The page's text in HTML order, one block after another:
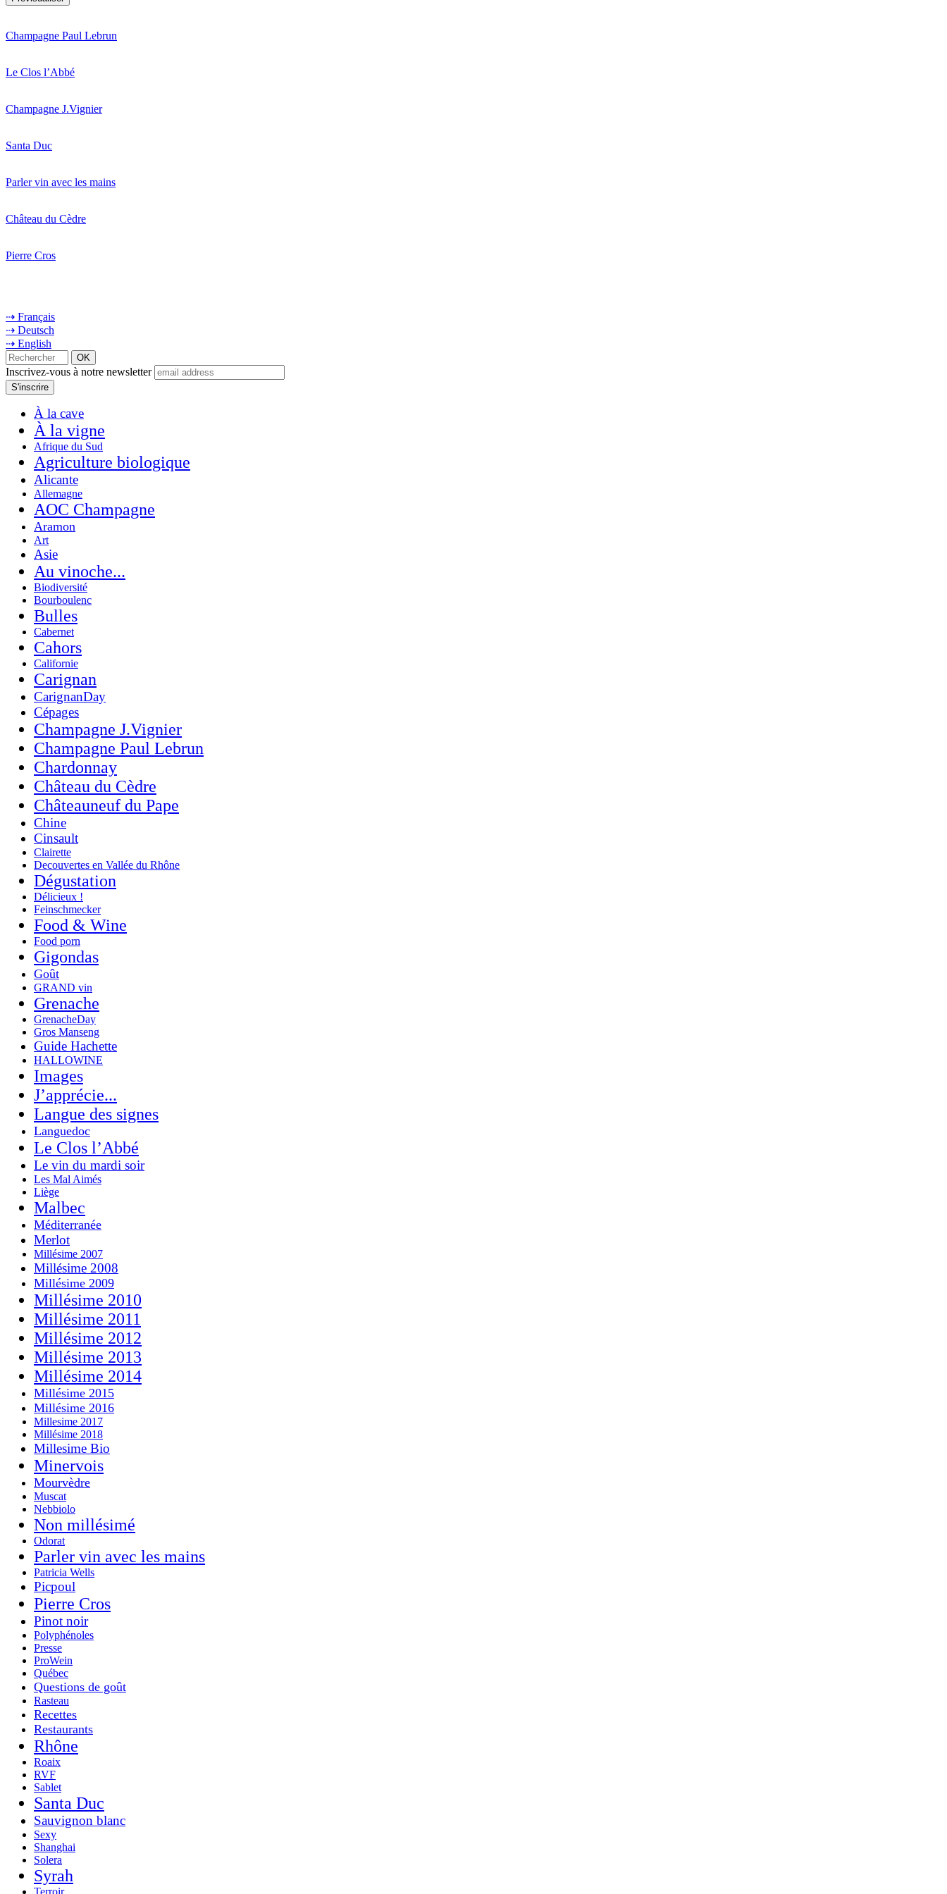
Champagne Paul Lebrun
Le Clos l’Abbé
Champagne J.Vignier
Santa Duc
Parler vin avec les mains
Château du Cèdre
Pierre Cros
⇢ Français
⇢ Deutsch
⇢ English
Inscrivez-vous à notre newsletter
À la cave
À la vigne
Afrique du Sud
Agriculture biologique
Alicante
Allemagne
AOC Champagne
Aramon
Art
Asie
Au vinoche...
Biodiversité
Bourboulenc
Bulles
Cabernet
Cahors
Californie
Carignan
CarignanDay
Cépages
Champagne J.Vignier
Champagne Paul Lebrun
Chardonnay
Château du Cèdre
Châteauneuf du Pape
Chine
Cinsault
Clairette
Decouvertes en Vallée du Rhône
Dégustation
Délicieux !
Feinschmecker
Food & Wine
Food porn
Gigondas
Goût
GRAND vin
Grenache
GrenacheDay
Gros Manseng
Guide Hachette
HALLOWINE
Images
J’apprécie...
Langue des signes
Languedoc
Le Clos l’Abbé
Le vin du mardi soir
Les Mal Aimés
Liège
Malbec
Méditerranée
Merlot
Millésime 2007
Millésime 2008
Millésime 2009
Millésime 2010
Millésime 2011
Millésime 2012
Millésime 2013
Millésime 2014
Millésime 2015
Millésime 2016
Millesime 2017
Millésime 2018
Millesime Bio
Minervois
Mourvèdre
Muscat
Nebbiolo
Non millésimé
Odorat
Parler vin avec les mains
Patricia Wells
Picpoul
Pierre Cros
Pinot noir
Polyphénoles
Presse
ProWein
Québec
Questions de goût
Rasteau
Recettes
Restaurants
Rhône
Roaix
RVF
Sablet
Santa Duc
Sauvignon blanc
Sexy
Shanghai
Solera
Syrah
Terroir